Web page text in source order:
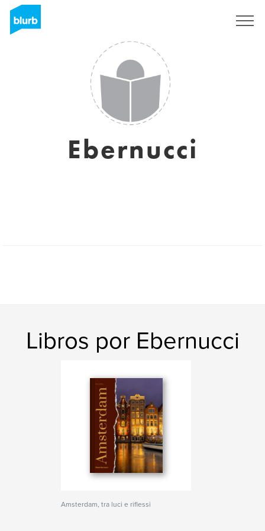
Ebernucci
Libros por Ebernucci
Amsterdam, tra luci e riflessi